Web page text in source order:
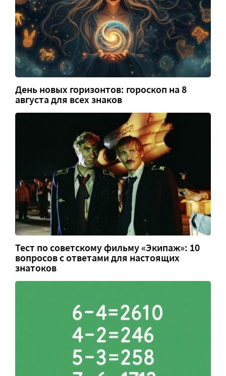
День новых горизонтов: гороскоп на 8
августа для всех знаков
Тест по советскому фильму «Экипаж»: 10
вопросов с ответами для настоящих
знатоков